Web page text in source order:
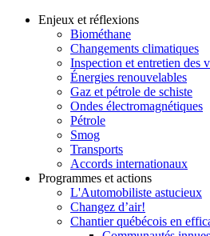
Enjeux et réflexions
Biométhane
Changements climatiques
Inspection et entretien des
Énergies renouvelables
Gaz et pétrole de schiste
Ondes électromagnétiques
Pétrole
Smog
Transports
Accords internationaux
Programmes et actions
L'Automobiliste astucieux
Changez d’air!
Chantier québécois en